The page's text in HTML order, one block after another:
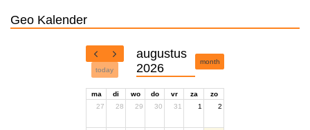
Geo Kalender
today
augustus
2026
month
ma di wo do vr za
zo
27
28 29 30 31 1 2